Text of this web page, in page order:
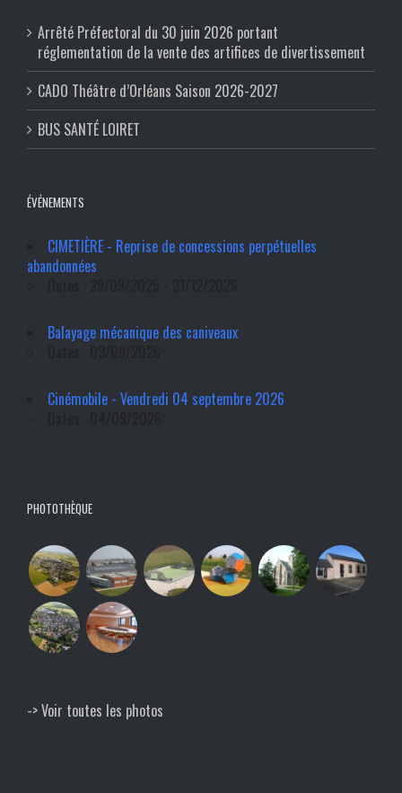
Arrêté Préfectoral du 30 juin 2026 portant
réglementation de la vente des artifices de divertissement
CADO Théâtre d’Orléans Saison 2026-2027
BUS SANTÉ LOIRET
ÉVÉNEMENTS
CIMETIÈRE - Reprise de concessions perpétuelles
abandonnées
Balayage mécanique des caniveaux
Cinémobile - Vendredi 04 septembre 2026
PHOTOTHÈQUE
-> Voir toutes les photos